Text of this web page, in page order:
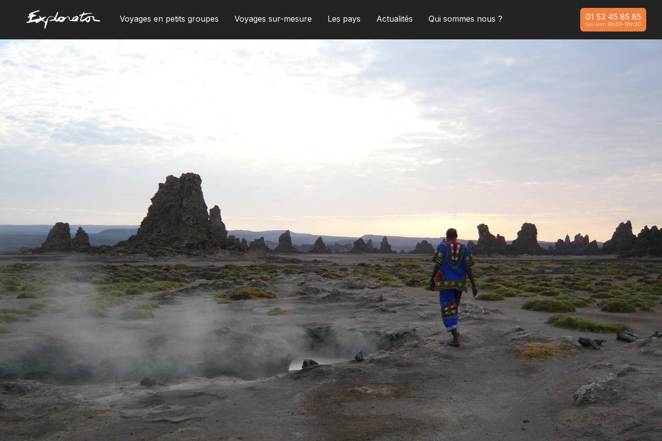
Voyages en petits groupes Voyages sur-mesure Les pays Actualités Qui sommes nous ? 01 53 45 85 85
lun-ven 9h30-18h30
Les pays
BHOUTAN
BOLIVIE
BOSNIE-
HERZÉGOVINE
BOTSWANA
BRÉSIL
BURUNDI
CAMBODGE
CAP VERT
CHILI
CHINE
CHYPRE
COLOMBIE
CORÉE DU SUD
COSTA RICA